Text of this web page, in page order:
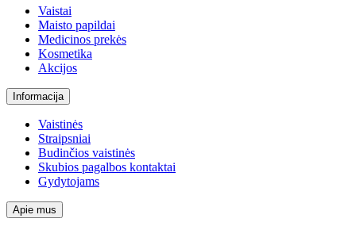
Vaistai
Maisto papildai
Medicinos prekės
Kosmetika
Akcijos
Informacija
Vaistinės
Straipsniai
Budinčios vaistinės
Skubios pagalbos kontaktai
Gydytojams
Apie mus